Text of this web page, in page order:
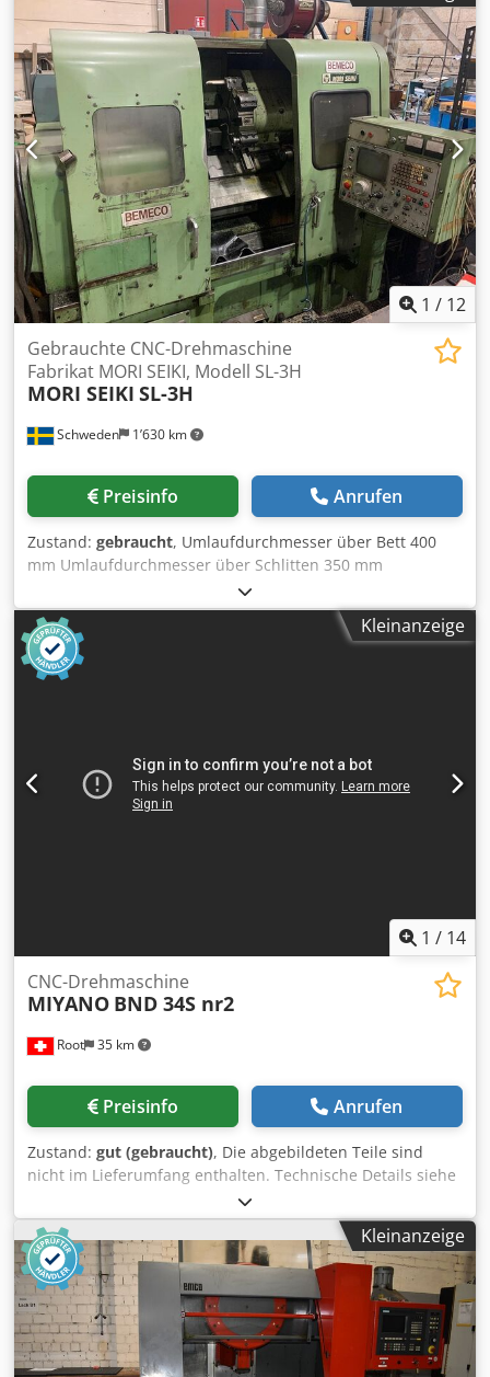
Etikettendruck für Teile unter Verwendung von Daten aus
der Auftragsliste (manuelles Aufbringen von Etiketten,
optional). - Inline-Druck direkt auf das Material, ohne dass
ein Bediener eingreifen muss (optional). - Drucken oder
Scannen von Barcodes oder QR-Codes für die
Auftragseingabe (optional). - Automatische
Servopositionierung des Sägegehrungswinkels bis zu ±75°
(optional). Hervorragend geeignet für: - Herstellung von
Fenstern und Türen - Herstellung von
Aluminiumkonstruktionen auf Gehrung Crjdpfx Aof Ekn
Dshaef - Herstellung von Aluminiumkonstruktionen -
Herstellung von Verbundwerkstoffen - Herstellung von
Jalousien, Beschattungen und Möbeln - Einzelhandel mit
Aluminium Modell: A550 Länge: 6 m Lineareinheit:
ProfiStop Alpha Material Länge: 4680 mm Schiebeleistung:
20 - 40 kg Software: Optimierer QUALITÄTSMASCHINEN
AUS AUSTRALISCHER PRODUKTION.
Achse:1’500 mm , Leistung:22 kW (29.91 PS), DYAS
Plattenbohrzentrum - DYAS PDC-1500 Anzahl der
Bohreinheiten 1 vertikal Motorleistung 22 kW
Crjdpfegbfaxox Ahaof Spindeldrehmoment 280 Nm
Spindeldrehzahl 10-4000 U/min Automatischer
Werkzeugwechsel (ATC) 16 Einheiten Maximales
Materialgewicht 760 kg Max. Max. Bohrkapazität (mm) Ø40
mm
1 / 12
Schweden 1’630 km
Gebrauchte CNC-Drehmaschine
Fabrikat MORI SEIKI, Modell SL-3H
MORI SEIKI SL-3H
Preisinfo Anrufen
Zustand: gebraucht, Umlaufdurchmesser über Bett 400
mm Umlaufdurchmesser über Schlitten 350 mm
Spitzenweite 610 mm Max. Längsweg 560 mm Max.
Querverfahrweg 40+120 mm Spindeldrehzahlen 40–4000
U/min Spindelbohrung 52 mm Revolver mit 12 Stationen
Steuerung: Fanuc 6T Ausstattung: Crodpfx Ahoxg Nd Asajf
Siehe Fotos
Kleinanzeige
1 / 14
Root 35 km
CNC-Drehmaschine
MIYANO BND 34S nr2
Preisinfo Anrufen
Zustand: gut (gebraucht), Die abgebildeten Teile sind
nicht im Lieferumfang enthalten. Technische Details siehe
Abbildung. Crsdpowb Eptefx Ahasf Werkzeuge in einer
Holzkiste werden mit der Maschine geliefert.
Kleinanzeige